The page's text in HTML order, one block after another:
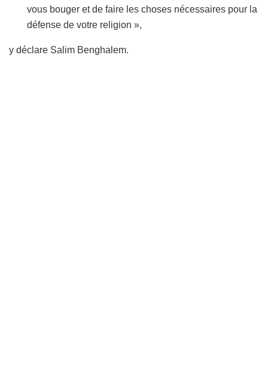
vous bouger et de faire les choses nécessaires pour la
défense de votre religion »,
y déclare Salim Benghalem.